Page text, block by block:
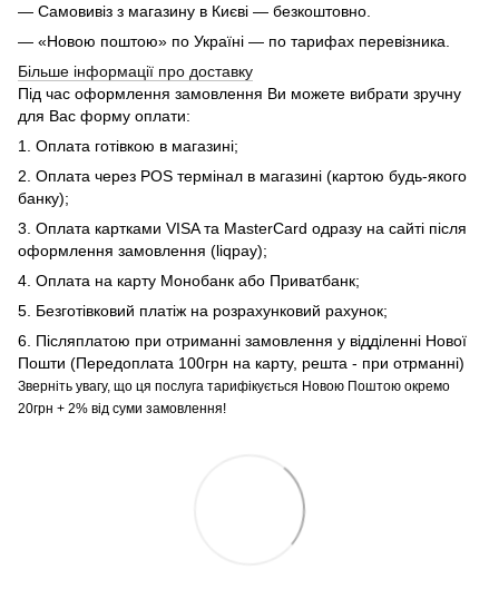
— Самовивіз з магазину в Києві — безкоштовно.
— «Новою поштою» по Україні — по тарифах перевізника.
Більше інформації про доставку
Під час оформлення замовлення Ви можете вибрати зручну
для Вас форму оплати:
1. Оплата готівкою в магазині;
2. Оплата через POS термінал в магазині (картою будь-якого
банку);
3. Оплата картками VISA та MasterCard одразу на сайті після
оформлення замовлення (liqpay);
4. Оплата на карту Монобанк або Приватбанк;
5. Безготівковий платіж на розрахунковий рахунок;
6. Післяплатою при отриманні замовлення у відділенні Нової
Пошти (Передоплата 100грн на карту, решта - при отрманні)
Зверніть увагу, що ця послуга тарифікується Новою Поштою окремо
20грн + 2% від суми замовлення!